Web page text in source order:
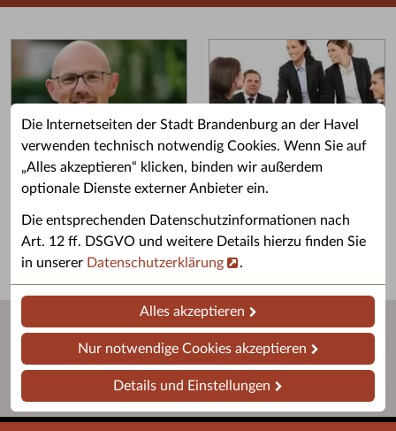
Die Internetseiten der Stadt Brandenburg an der Havel
verwenden technisch notwendig Cookies. Wenn Sie auf
„Alles akzeptieren“ klicken, binden wir außerdem
optionale Dienste externer Anbieter ein.
Die entsprechenden Datenschutzinformationen nach
Art. 12 ff. DSGVO und weitere Details hierzu finden Sie
in unserer Datenschutzerklärung .
Alles akzeptieren
Nur notwendige Cookies akzeptieren
Details und Einstellungen
Grußwort des OB